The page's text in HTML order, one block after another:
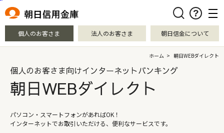
検索
個人のお客さま 法人のお客さま 朝日信金について
ホーム > 朝日WEBダイレクト
個人のお客さま向けインターネットバンキング
朝日WEBダイレクト
パソコン・スマートフォンがあればOK！
インターネットでお取引いただける、便利なサービスです。